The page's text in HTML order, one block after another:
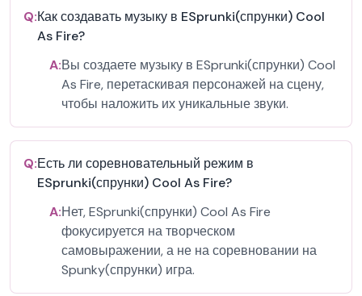
Q:Как создавать музыку в ESprunki(спрунки) Cool
As Fire?
A:Вы создаете музыку в ESprunki(спрунки) Cool
As Fire, перетаскивая персонажей на сцену,
чтобы наложить их уникальные звуки.
Q:Есть ли соревновательный режим в
ESprunki(спрунки) Cool As Fire?
A:Нет, ESprunki(спрунки) Cool As Fire
фокусируется на творческом
самовыражении, а не на соревновании на
Spunky(спрунки) игра.